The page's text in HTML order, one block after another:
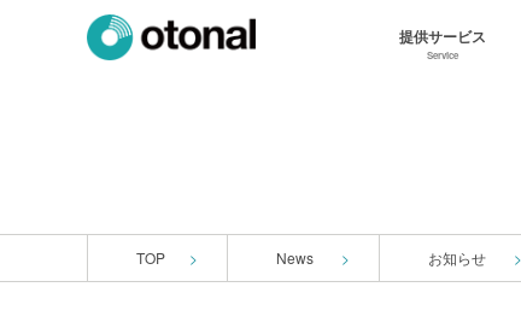
提供サービス
Service
TOP News お知らせ